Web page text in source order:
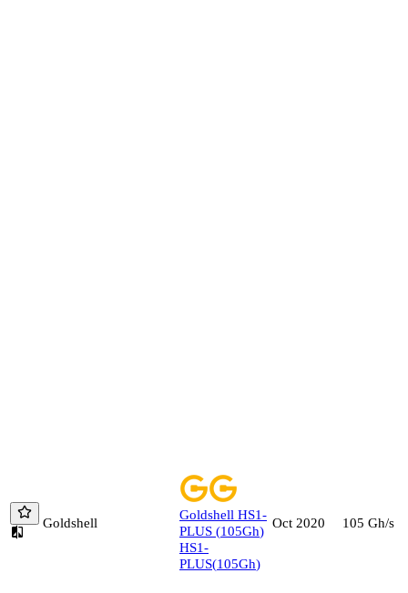
Goldshell
Goldshell HS1-
PLUS (105Gh)
HS1-
PLUS(105Gh)
Oct 2020 105 Gh/s